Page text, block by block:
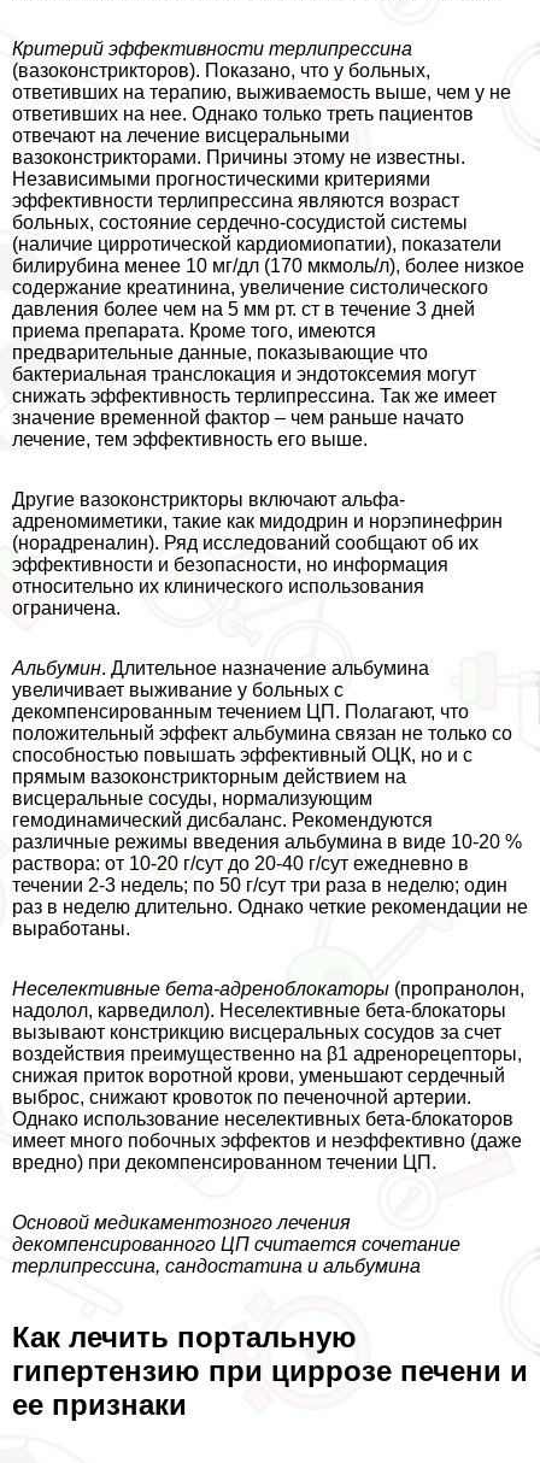
Критерий эффективности терлипрессина
(вазоконстрикторов). Показано, что у больных,
ответивших на терапию, выживаемость выше, чем у не
ответивших на нее. Однако только треть пациентов
отвечают на лечение висцеральными
вазоконстрикторами. Причины этому не известны.
Независимыми прогностическими критериями
эффективности терлипрессина являются возраст
больных, состояние сердечно-сосудистой системы
(наличие цирротической кардиомиопатии), показатели
билирубина менее 10 мг/дл (170 мкмоль/л), более низкое
содержание креатинина, увеличение систолического
давления более чем на 5 мм рт. ст в течение 3 дней
приема препарата. Кроме того, имеются
предварительные данные, показывающие что
бактериальная трaнcлокация и эндотоксемия могут
снижать эффективность терлипрессина. Так же имеет
значение временной фактор – чем раньше начато
лечение, тем эффективность его выше.
Другие вазоконстрикторы включают альфа-
адреномиметики, такие как мидодрин и норэпинефрин
(норадреналин). Ряд исследований сообщают об их
эффективности и безопасности, но информация
относительно их клинического использования
ограничена.
Альбумин. Длительное назначение альбумина
увеличивает выживание у больных с
декомпенсированным течением ЦП. Полагают, что
положительный эффект альбумина связан не только со
способностью повышать эффективный ОЦК, но и с
прямым вазоконстрикторным действием на
висцеральные сосуды, нормализующим
гемодинамический дисбаланс. Рекомендуются
различные режимы введения альбумина в виде 10-20 %
раствора: от 10-20 г/сут до 20-40 г/сут ежедневно в
течении 2-3 недель; по 50 г/сут три раза в неделю; один
раз в неделю длительно. Однако четкие рекомендации не
выработаны.
Неселективные бета-адреноблокаторы (пропранолон,
надолол, карведилол). Неселективные бета-блокаторы
вызывают констрикцию висцеральных сосудов за счет
воздействия преимущественно на β1 адренорецепторы,
снижая приток воротной крови, уменьшают сердечный
выброс, снижают кровоток по печеночной артерии.
Однако использование неселективных бета-блокаторов
имеет много побочных эффектов и неэффективно (даже
вредно) при декомпенсированном течении ЦП.
Основой медикаментозного лечения
декомпенсированного ЦП считается сочетание
терлипрессина, сандостатина и альбумина
Как лечить портальную
гипертензию при циррозе печени и
ее признаки